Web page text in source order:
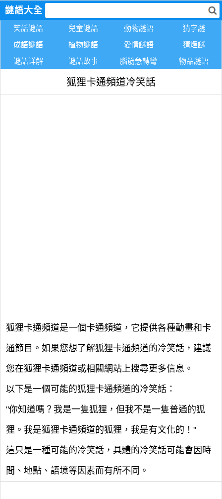
謎語大全
笑話謎語 兒童謎語 動物謎語
猜字謎
成語謎語
植物謎語 愛情謎語
猜燈謎
謎語詳解
謎語故事 腦筋急轉彎 物品謎語
狐狸卡通頻道冷笑話
狐狸卡通頻道是一個卡通頻道，它提供各種動畫和卡
通節目。如果您想了解狐狸卡通頻道的冷笑話，建議
您在狐狸卡通頻道或相關網站上搜尋更多信息。
以下是一個可能的狐狸卡通頻道的冷笑話：
"你知道嗎？我是一隻狐狸，但我不是一隻普通的狐
狸。我是狐狸卡通頻道的狐狸，我是有文化的！"
這只是一種可能的冷笑話，具體的冷笑話可能會因時
間、地點、語境等因素而有所不同。